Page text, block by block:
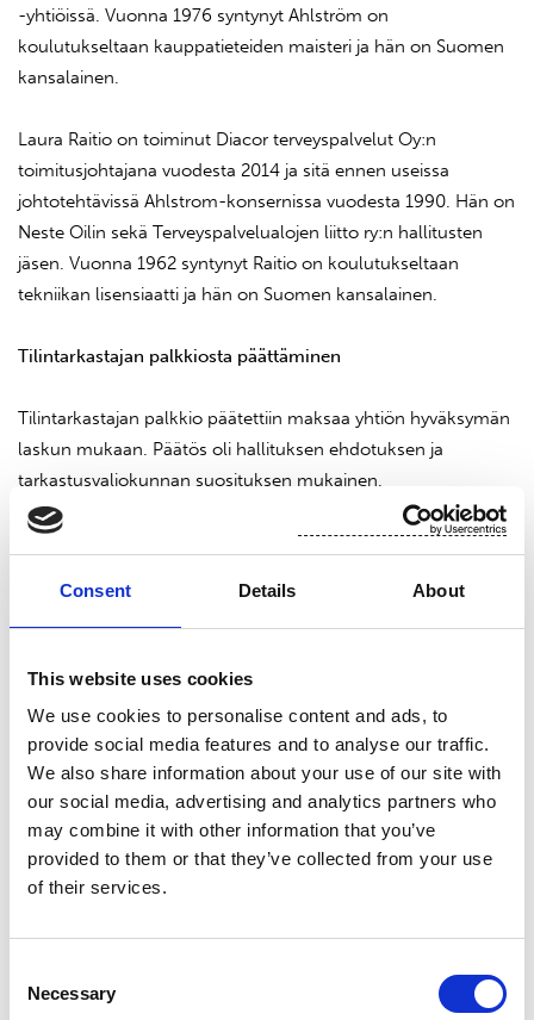
Consent Details About
This website uses cookies
We use cookies to personalise content and ads, to
provide social media features and to analyse our traffic.
We also share information about your use of our site with
our social media, advertising and analytics partners who
may combine it with other information that you’ve
provided to them or that they’ve collected from your use
of their services.
Selection
Necessary
-yhtiöissä. Vuonna 1976 syntynyt Ahlström on
koulutukseltaan kauppatieteiden maisteri ja hän on Suomen
kansalainen.
Laura Raitio on toiminut Diacor terveyspalvelut Oy:n
toimitusjohtajana vuodesta 2014 ja sitä ennen useissa
johtotehtävissä Ahlstrom-konsernissa vuodesta 1990. Hän on
Neste Oilin sekä Terveyspalvelualojen liitto ry:n hallitusten
jäsen. Vuonna 1962 syntynyt Raitio on koulutukseltaan
tekniikan lisensiaatti ja hän on Suomen kansalainen.
Tilintarkastajan palkkiosta päättäminen
Tilintarkastajan palkkio päätettiin maksaa yhtiön hyväksymän
laskun mukaan. Päätös oli hallituksen ehdotuksen ja
tarkastusvaliokunnan suosituksen mukainen.
Yhtiön tilintarkastajaksi valittiin KHT-yhteisö Ernst & Young Oy
yhtiöjärjestyksen mukaiseksi toimikaudeksi. Ernst & Young Oy
ehdotuksen ja tarkastusvaliokunnan suosituksen mukainen.
Hallituksen valtuuttaminen päättämään omien osakkeiden
hankkimisesta
Yhtiökokous päätti valtuuttaa hallituksen päättämään yhtiön